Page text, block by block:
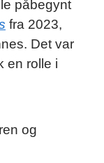
påbegynt
fra 2023,
Det var
en rolle i
og